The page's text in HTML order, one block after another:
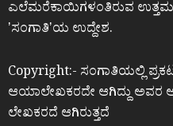
ಎಲೆಮರೆಕಾಯಿಗಳಂತಿರುವ ಉತ್ತಮ
ʼಸಂಗಾತಿʼಯ ಉದ್ದೇಶ.
Copyright:- ಸಂಗಾತಿಯಲ್ಲಿ
ಆಯಾಲೇಖಕರದೇ ಆಗಿದ್ದು
ಲೇಖಕರದೆ ಆಗಿರುತ್ತದೆ